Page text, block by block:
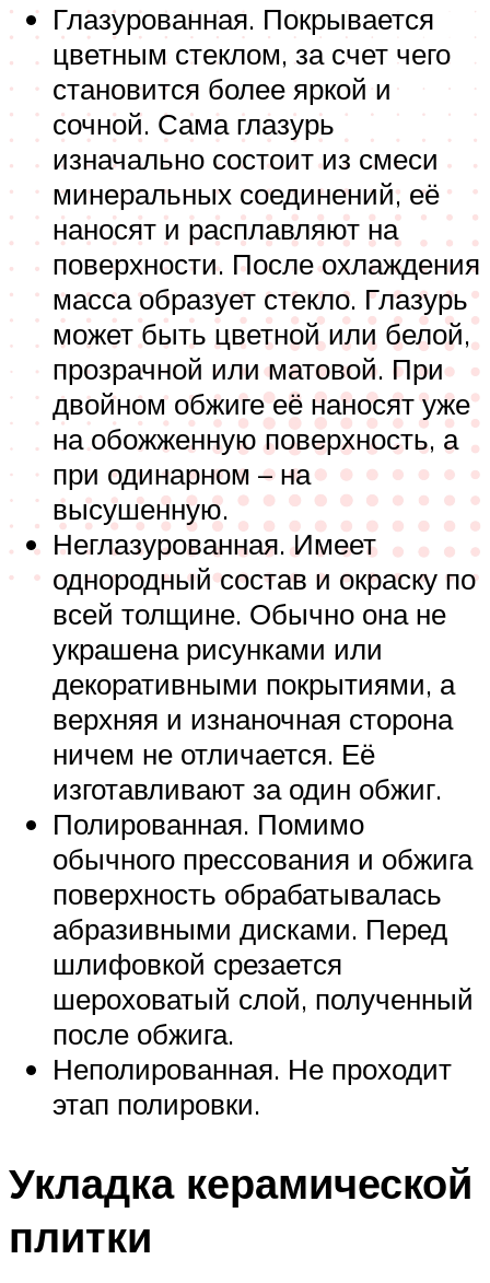
Глазурованная. Покрывается
цветным стеклом, за счет чего
становится более яркой и
сочной. Сама глазурь
изначально состоит из смеси
минеральных соединений, её
наносят и расплавляют на
поверхности. После охлаждения
масса образует стекло. Глазурь
может быть цветной или белой,
прозрачной или матовой. При
двойном обжиге её наносят уже
на обожженную поверхность, а
при одинарном – на
высушенную.
Неглазурованная. Имеет
однородный состав и окраску по
всей толщине. Обычно она не
украшена рисунками или
декоративными покрытиями, а
верхняя и изнаночная сторона
ничем не отличается. Её
изготавливают за один обжиг.
Полированная. Помимо
обычного прессования и обжига
поверхность обрабатывалась
абразивными дисками. Перед
шлифовкой срезается
шероховатый слой, полученный
после обжига.
Неполированная. Не проходит
этап полировки.
Укладка керамической
плитки